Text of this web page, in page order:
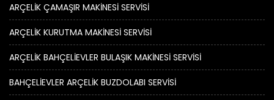
ARÇELİK ÇAMAŞIR MAKİNESİ SERVİSİ
ARÇELİK KURUTMA MAKİNESİ SERVİSİ
ARÇELİK BAHÇELİEVLER BULAŞIK MAKİNESİ SERVİSİ
BAHÇELİEVLER ARÇELİK BUZDOLABI SERVİSİ